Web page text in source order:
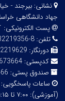
نشانی: بیرجند -
جهاد دانشگاهی
پست الکترونیکی:
تلفن: 8-32219356 (056)
دورنگار:
کدپستی:
صندوق پستی:
ساعات پاسخگویی:
(آموزشی): ۷:۰۰ تا ۲۱:۱۵